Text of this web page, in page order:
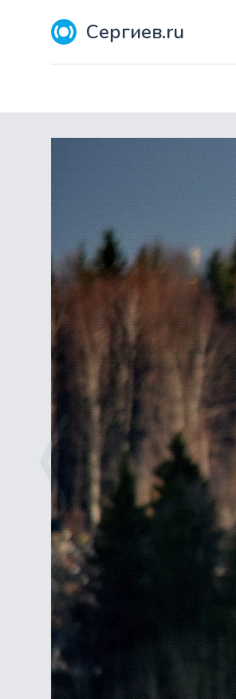
Сергиев.ru